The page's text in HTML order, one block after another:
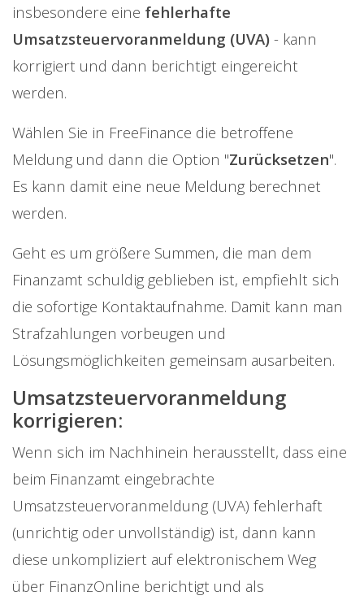
insbesondere eine fehlerhafte
Umsatzsteuervoranmeldung (UVA) - kann
korrigiert und dann berichtigt eingereicht
werden.
Wählen Sie in FreeFinance die betroffene
Meldung und dann die Option "Zurücksetzen".
Es kann damit eine neue Meldung berechnet
werden.
Geht es um größere Summen, die man dem
Finanzamt schuldig geblieben ist, empfiehlt sich
die sofortige Kontaktaufnahme. Damit kann man
Strafzahlungen vorbeugen und
Lösungsmöglichkeiten gemeinsam ausarbeiten.
Umsatzsteuervoranmeldung
korrigieren:
Wenn sich im Nachhinein herausstellt, dass eine
beim Finanzamt eingebrachte
Umsatzsteuervoranmeldung (UVA) fehlerhaft
(unrichtig oder unvollständig) ist, dann kann
diese unkompliziert auf elektronischem Weg
über FinanzOnline berichtigt und als